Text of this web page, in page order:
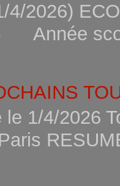
4/2026)
Année
le 1/4/2026